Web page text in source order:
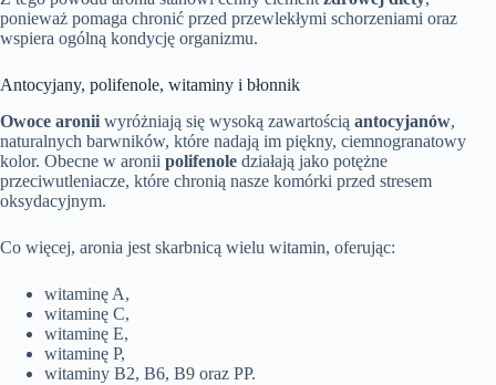
ponieważ pomaga chronić przed przewlekłymi schorzeniami oraz
wspiera ogólną kondycję organizmu.
Antocyjany, polifenole, witaminy i błonnik
Owoce aronii wyróżniają się wysoką zawartością antocyjanów,
naturalnych barwników, które nadają im piękny, ciemnogranatowy
kolor. Obecne w aronii polifenole działają jako potężne
przeciwutleniacze, które chronią nasze komórki przed stresem
oksydacyjnym.
Co więcej, aronia jest skarbnicą wielu witamin, oferując:
witaminę A,
witaminę C,
witaminę E,
witaminę P,
witaminy B2, B6, B9 oraz PP.